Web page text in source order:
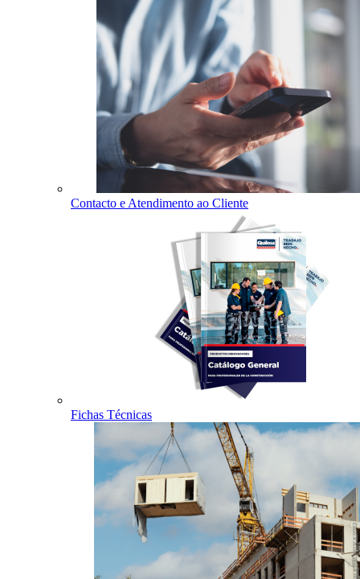
Contacto e Atendimento ao Cliente
Fichas Técnicas